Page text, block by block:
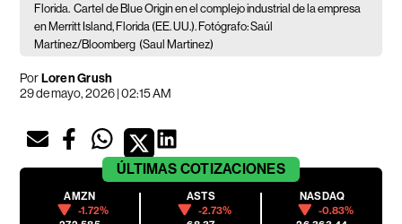
Florida. Cartel de Blue Origin en el complejo industrial de la empresa
en Merritt Island, Florida (EE. UU.). Fotógrafo: Saúl
Martínez/Bloomberg (Saul Martinez)
PorLoren Grush
29 de mayo, 2026 | 02:15 AM
ÚLTIMAS COTIZACIONES
AMZN
-1.72%
ASTS
-2.73%
NASDAQ
-0.83%